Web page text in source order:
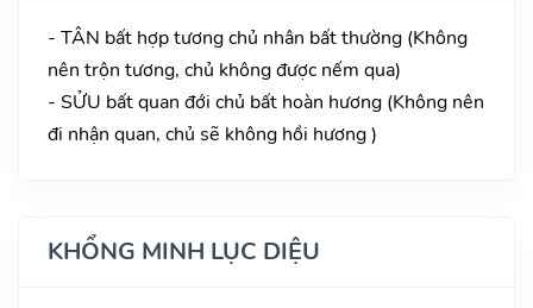
- TÂN bất hợp tương chủ nhân bất thường (Không
nên trộn tương, chủ không được nếm qua)
- SỬU bất quan đới chủ bất hoàn hương (Không nên
đi nhận quan, chủ sẽ không hồi hương )
KHỔNG MINH LỤC DIỆU